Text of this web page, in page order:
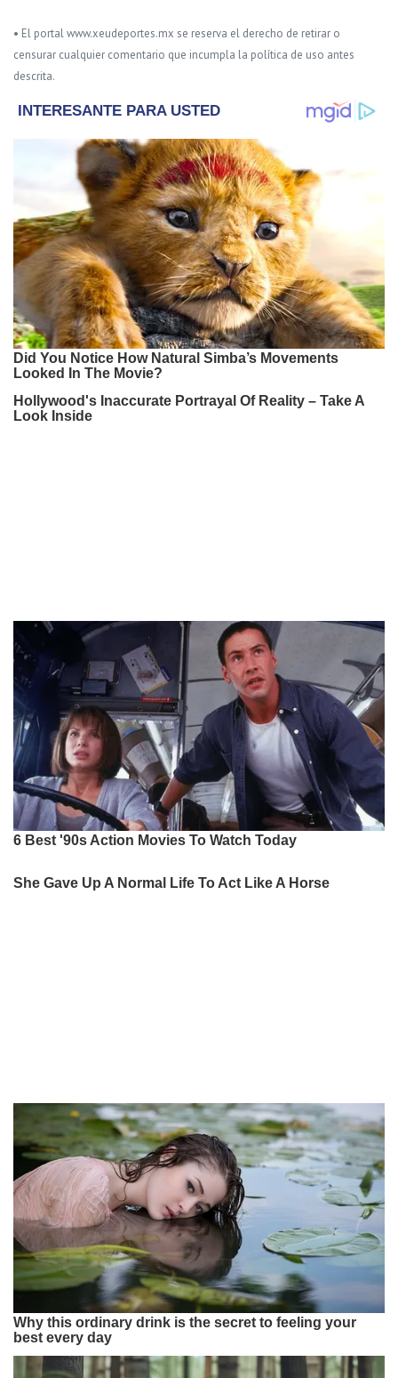
• El portal www.xeudeportes.mx se reserva el derecho de retirar o
censurar cualquier comentario que incumpla la política de uso antes
descrita.